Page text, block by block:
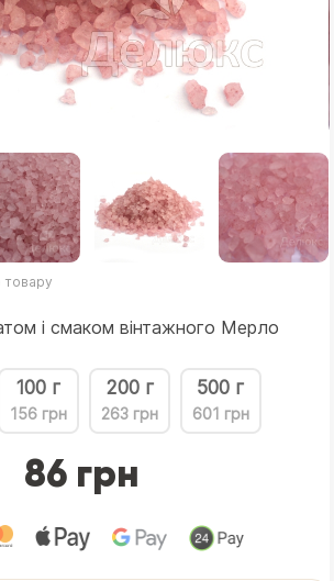
і смаком вінтажного Мерло
100 г
156 грн
200 г
263 грн
500 г
601 грн
86 грн